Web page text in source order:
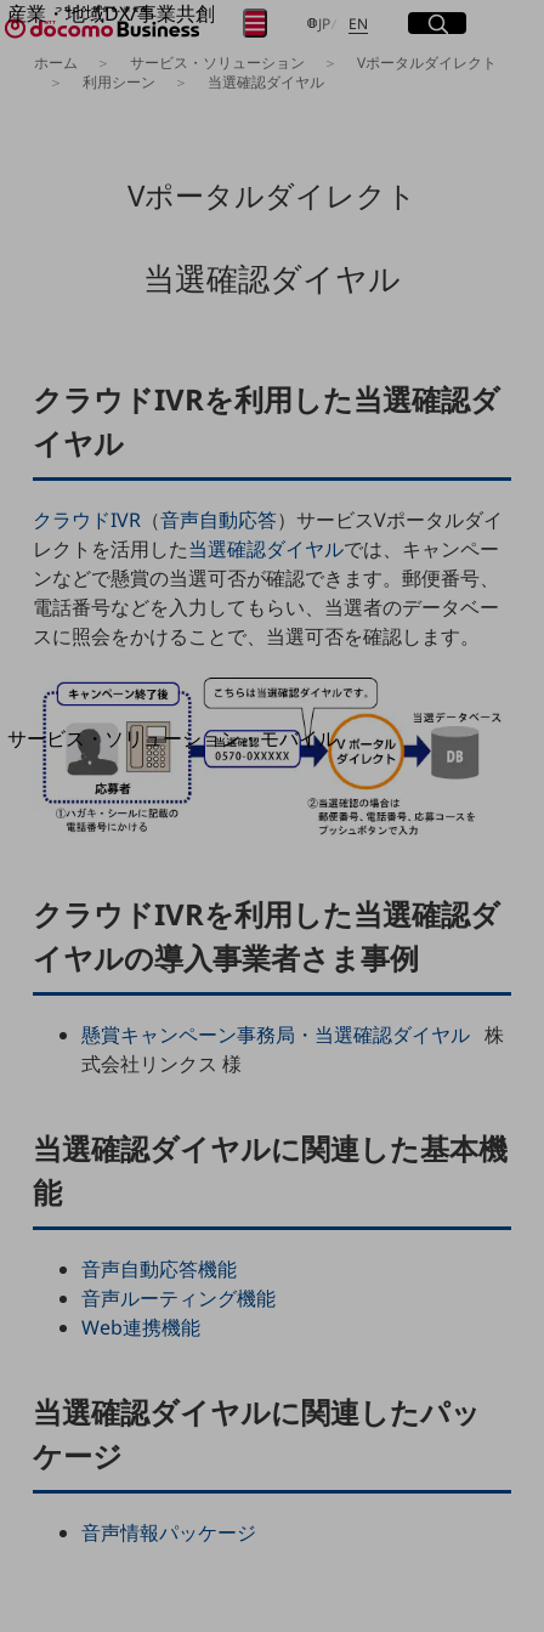
産業・地域DX/事業共創
OPEN HUB for Plural Futures
自律・分散・協調型社会の実現を目指し、
プレイヤー(カタリスト/パートナー企業)
産業・地域DXプラットフォーマーとして
Smart Industry
Smart Mobility
Smart Worksite
生成AI(Generative AI)
地域の取り組み
地域社会を支える皆さまと地域課題の解決や
地域経済のさらなる活性化に取り組みます
自治体・地域社会との共創
LGPF(Local Government Platform)
サービス・ソリューション・モバイル
サービス・ソリューションTOP
DXに関する課題を解決する
サービス・ソリューションをご紹介
ネットワーク・モバイル
クラウド・データセンター
セキュリティ
業務支援・マーケティング
課題・ニーズで探す
課題・ニーズで探すTOP
コミュニケーション・情報共有
JP日本語
EN Englishサイト内検索
開く
メニュー
開く
取り組みを検索
ホーム サービス・ソリューション
Vポータルダイレクト
利用シーン
当選確認ダイヤル
Vポータルダイレクト
当選確認ダイヤル
クラウドIVRを利用した当選確認ダ
イヤル
クラウドIVR （音声自動応答）サービスVポータルダイ
レクトを活用した当選確認ダイヤルでは、キャンペー
ンなどで懸賞の当選可否が確認できます。郵便番号、
電話番号などを入力してもらい、当選者のデータベー
スに照会をかけることで、当選可否を確認します。
クラウドIVRを利用した当選確認ダ
イヤルの導入事業者さま事例
懸賞キャンペーン事務局・当選確認ダイヤル 株
式会社リンクス 様
当選確認ダイヤルに関連した基本機
能
音声自動応答機能
音声ルーティング機能
Web連携機能
当選確認ダイヤルに関連したパッ
ケージ
音声情報パッケージ